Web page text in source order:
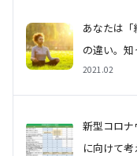
あなたは「
の違い。知
2021.02
新型コロ
に向けて考